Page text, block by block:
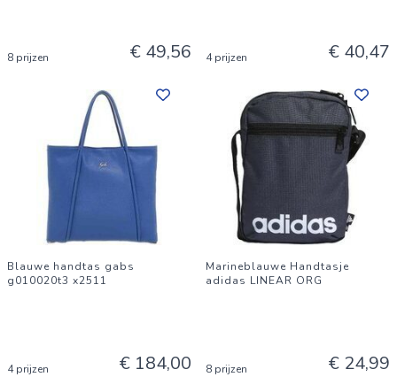
8 prijzen € 49,56 4 prijzen € 40,47
Blauwe handtas gabs
g010020t3 x2511
4 prijzen € 184,00
Marineblauwe Handtasje
adidas LINEAR ORG
8 prijzen € 24,99